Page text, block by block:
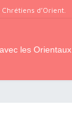
d’Orient.
les Orientaux